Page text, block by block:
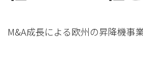
M&A成長による欧州の昇降機事